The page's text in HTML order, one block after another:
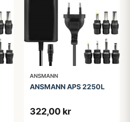
ANSMANN
ANSMANN APS 2250L
322,00 kr